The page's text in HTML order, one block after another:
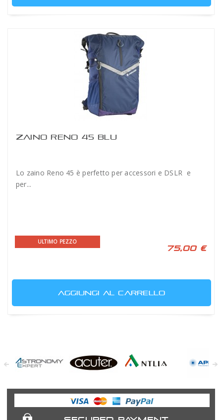
ZAINO RENO 45 BLU
Lo zaino Reno 45 è perfetto per accessori e DSLR e
per...
ULTIMO PEZZO
75,00 €
AGGIUNGI AL CARRELLO
Expert
Telescopes